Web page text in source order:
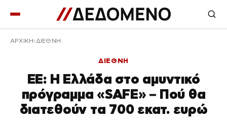
ΑΡΧΙΚΉ ΔΙΕΘΝΗ
ΔΙΕΘΝΗ
ΕΕ: Η Ελλάδα στο αμυντικό
πρόγραμμα «SAFE» – Πού θα
διατεθούν τα 700 εκατ. ευρώ